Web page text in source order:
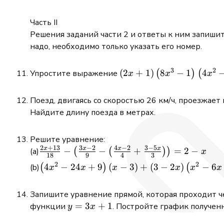
Часть II
Решения заданий части 2 и ответы к ним
надо, необходимо только указать его номер.
Упростите выражение (2 x+1)\left(8
x^{2}-2 x+1\right)
(2x + 1) (8x3 − 1) (4x2
Поезд, двигаясь со скоростью 26 км/ч,
Найдите длину поезда в метрах.
Решите уравнение:
\frac{2 x+13}{18}-
\left(\frac{3 x-2}
{9}-\left(\frac{4 x-
{3}\right)\right)=2-
x
18
2x+13 − ( 9
3x−2 − ( 4
4x−2 + 3
3−5x ) ) = 2 − x
\left(4
3)+(3-2
x)\left(x^{2}-6
(4x2 − 24x + 9) (x − 3) + (3 − 2x) (x2 − 6x
Запишите уравнение прямой, которая проходит
функции y=3
y = 3x + 1. Постройте график